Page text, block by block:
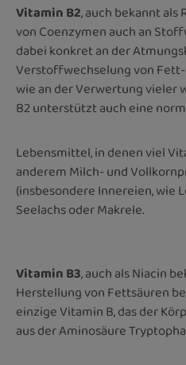
Vitamin B2, auch bekannt als
von Coenzymen auch an
dabei konkret an der
Verstoffwechselung von
wie an der Verwertung vieler
B2 unterstützt auch eine
Lebensmittel, in denen viel
anderem Milch- und
(insbesondere Innereien, wie
Seelachs oder Makrele.
Vitamin B3, auch als Niacin
Herstellung von Fettsäuren
einzige Vitamin B, das der
aus der Aminosäure